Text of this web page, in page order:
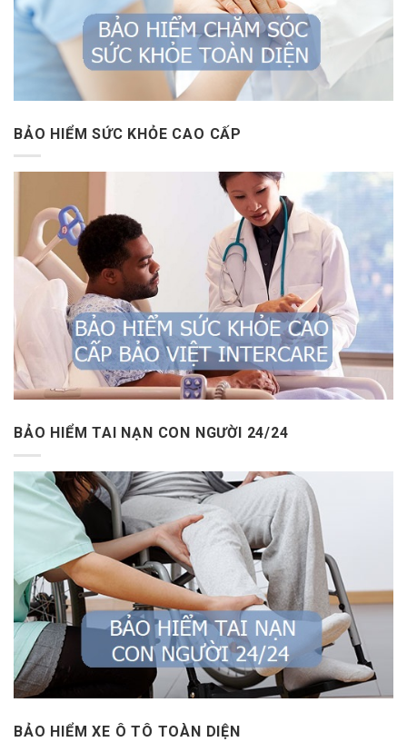
BẢO HIỂM SỨC KHỎE CAO CẤP
BẢO HIỂM TAI NẠN CON NGƯỜI 24/24
BẢO HIỂM XE Ô TÔ TOÀN DIỆN